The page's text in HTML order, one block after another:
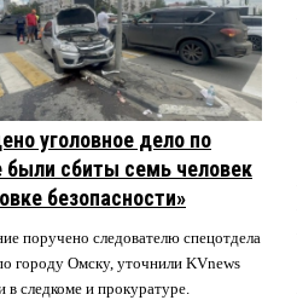
уголовное дело по
были сбиты семь человек
безопасности»
поручено следователю спецотдела
Омску, уточнили KVnews
в следкоме и прокуратуре.